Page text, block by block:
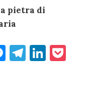
pietra di
M T Li